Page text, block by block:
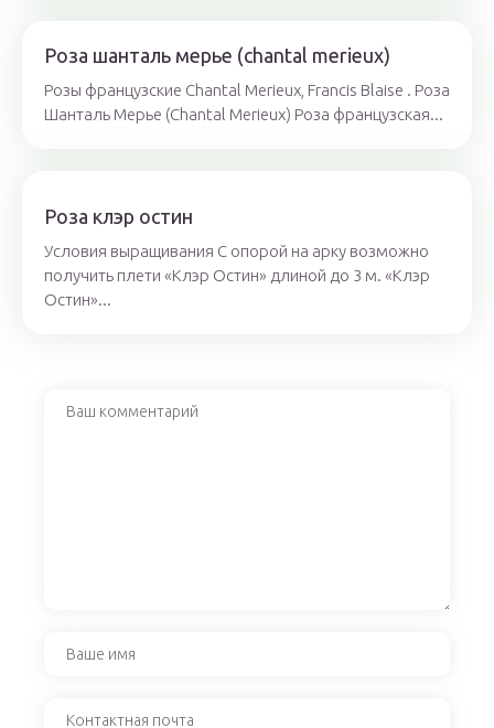
Роза шанталь мерье (chantal merieux)
Розы французские Chantal Merieux, Francis Blaise . Роза
Шанталь Мерье (Chantal Merieux) Роза французская...
Роза клэр остин
Условия выращивания С опорой на арку возможно
получить плети «Клэр Остин» длиной до 3 м. «Клэр
Остин»...